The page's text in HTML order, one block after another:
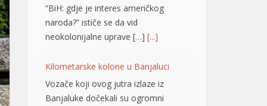
“BiH: gdje je interes američkog
naroda?” ističe se da vid
neokolonijalne uprave […] [...]
Kilometarske kolone u Banjaluci
Vozače koji ovog jutra izlaze iz
Banjaluke dočekali su ogromni